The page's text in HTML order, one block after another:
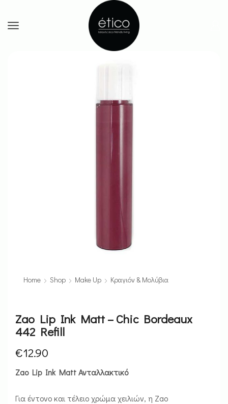
Home Shop Make Up Κραγιόν & Μολύβια
Zao Lip Ink Matt – Chic Bordeaux
442 Refill
€12.90
Zao Lip Ink Matt Ανταλλακτικό
Για έντονο και τέλειο χρώμα χειλιών, η Zao